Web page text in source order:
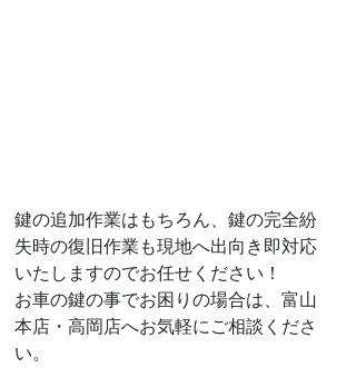
鍵の追加作業はもちろん、鍵の完全紛
失時の復旧作業も現地へ出向き即対応
いたしますのでお任せください！
お車の鍵の事でお困りの場合は、富山
本店・高岡店へお気軽にご相談くださ
い。